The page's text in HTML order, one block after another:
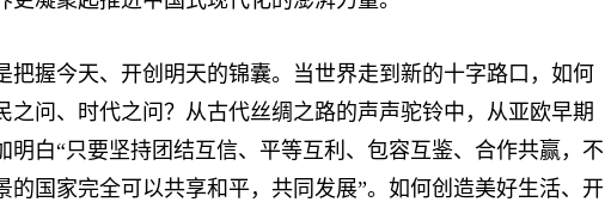
握今天、开创明天的锦囊。当世界走到新的十字路口，如何
之问、时代之问？从古代丝绸之路的声声驼铃中，从亚欧早期
明白“只要坚持团结互信、平等互利、包容互鉴、合作共赢，不
的国家完全可以共享和平，共同发展”。如何创造美好生活、开